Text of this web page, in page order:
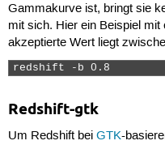
Gammakurve ist, bringt sie
mit sich. Hier ein Beispiel
akzeptierte Wert liegt
redshift -b 0.8
Redshift-gtk
Um Redshift bei GTK-